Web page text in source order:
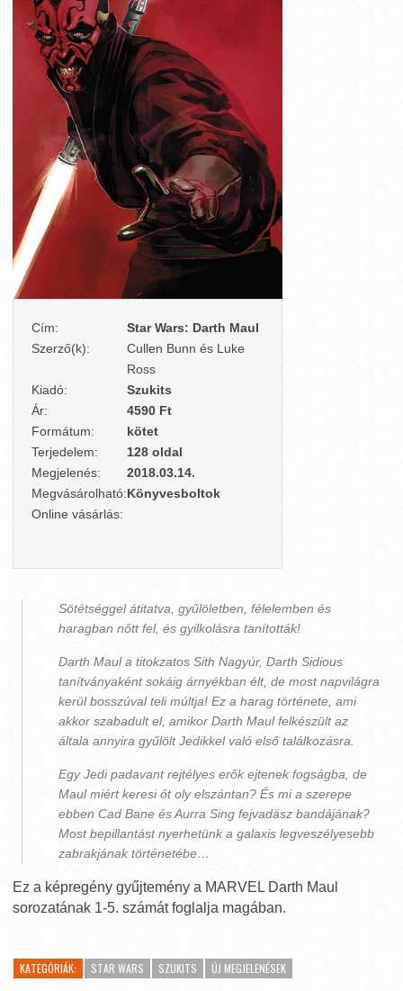
Cím:
Star Wars: Darth Maul
Szerző(k):
Cullen Bunn és Luke
Ross
Kiadó:
Szukits
Ár:
4590 Ft
Formátum:
kötet
Terjedelem:
128 oldal
Megjelenés:
2018.03.14.
Megvásárolható:Könyvesboltok
Online vásárlás:
Sötétséggel átitatva, gyűlöletben, félelemben és
haragban nőtt fel, és gyilkolásra tanították!
Darth Maul a titokzatos Sith Nagyúr, Darth Sidious
tanítványaként sokáig árnyékban élt, de most napvilágra
kerül bosszúval teli múltja! Ez a harag története, ami
akkor szabadult el, amikor Darth Maul felkészült az
általa annyira gyűlölt Jedikkel való első találkozásra.
Egy Jedi padavant rejtélyes erők ejtenek fogságba, de
Maul miért keresi őt oly elszántan? És mi a szerepe
ebben Cad Bane és Aurra Sing fejvadász bandájának?
Most bepillantást nyerhetünk a galaxis legveszélyesebb
zabrakjának történetébe…
Ez a képregény gyűjtemény a MARVEL Darth Maul
sorozatának 1-5. számát foglalja magában.
KATEGÓRIÁK: STAR WARS SZUKITS ÚJ MEGJELENÉSEK